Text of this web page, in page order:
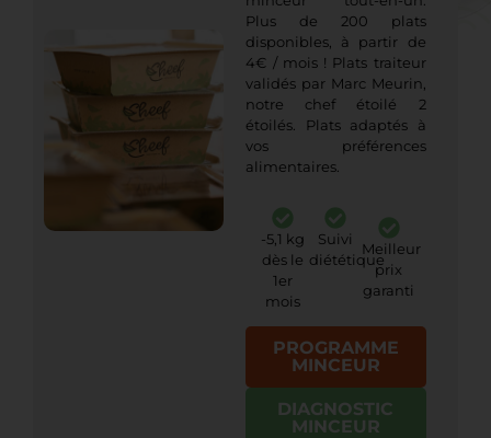
Plus de 200 plats
disponibles, à partir de
4€ / mois ! Plats traiteur
validés par Marc Meurin,
notre chef étoilé 2
étoilés. Plats adaptés à
vos préférences
alimentaires.
-5,1 kg
dès le
1er
mois
Suivi
diététique
Meilleur
prix
garanti
PROGRAMME
MINCEUR
DIAGNOSTIC
MINCEUR